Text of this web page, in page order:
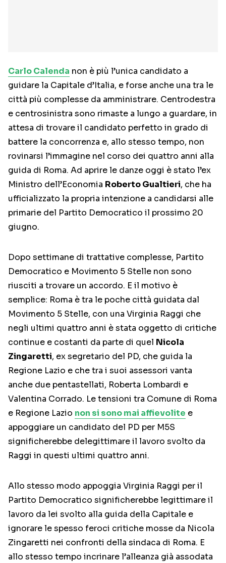
Carlo Calenda non è più l’unica candidato a
guidare la Capitale d’Italia, e forse anche una tra le
città più complesse da amministrare. Centrodestra
e centrosinistra sono rimaste a lungo a guardare, in
attesa di trovare il candidato perfetto in grado di
battere la concorrenza e, allo stesso tempo, non
rovinarsi l’immagine nel corso dei quattro anni alla
guida di Roma. Ad aprire le danze oggi è stato l’ex
Ministro dell’Economia Roberto Gualtieri, che ha
ufficializzato la propria intenzione a candidarsi alle
primarie del Partito Democratico il prossimo 20
giugno.
Dopo settimane di trattative complesse, Partito
Democratico e Movimento 5 Stelle non sono
riusciti a trovare un accordo. E il motivo è
semplice: Roma è tra le poche città guidata dal
Movimento 5 Stelle, con una Virginia Raggi che
negli ultimi quattro anni è stata oggetto di critiche
continue e costanti da parte di quel Nicola
Zingaretti, ex segretario del PD, che guida la
Regione Lazio e che tra i suoi assessori vanta
anche due pentastellati, Roberta Lombardi e
Valentina Corrado. Le tensioni tra Comune di Roma
e Regione Lazio non si sono mai affievolite e
appoggiare un candidato del PD per M5S
significherebbe delegittimare il lavoro svolto da
Raggi in questi ultimi quattro anni.
Allo stesso modo appoggia Virginia Raggi per il
Partito Democratico significherebbe legittimare il
lavoro da lei svolto alla guida della Capitale e
ignorare le spesso feroci critiche mosse da Nicola
Zingaretti nei confronti della sindaca di Roma. E
allo stesso tempo incrinare l’alleanza già assodata